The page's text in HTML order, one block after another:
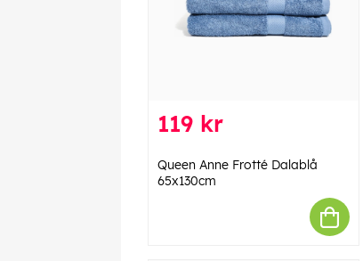
119 kr
Queen Anne Frotté Dalablå
65x130cm